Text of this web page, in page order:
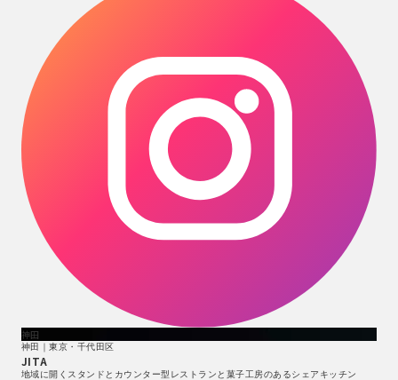
神田
神田｜東京・千代田区
JITA
地域に開くスタンドとカウンター型レストランと菓子工房のあるシェアキッチン